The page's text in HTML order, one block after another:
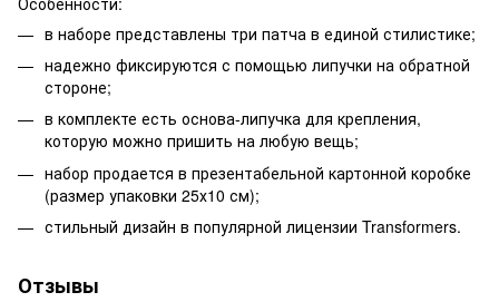
в наборе представлены три патча в единой стилистике;
надежно фиксируются с помощью липучки на обратной
стороне;
в комплекте есть основа-липучка для крепления,
которую можно пришить на любую вещь;
набор продается в презентабельной картонной коробке
(размер упаковки 25х10 см);
стильный дизайн в популярной лицензии Transformers.
Отзывы